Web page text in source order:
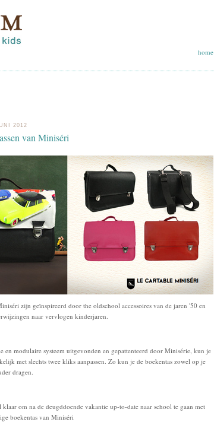
home
2012
van Miniséri
zijn geïnspireerd door the oldschool accessoires van de jaren '50 en
naar vervlogen kinderjaren.
en modulaire systeem uitgevonden en gepattenteerd door Minisérie, kun je
met slechts twee kliks aanpassen. Zo kun je de boekentas zowel op je
dragen.
om na de deugddoende vakantie up-to-date naar school te gaan met
boekentas van Miniséri